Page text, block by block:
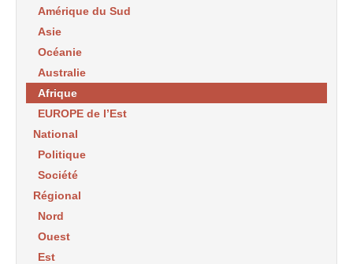
Amérique du Sud
Asie
Océanie
Australie
Afrique
EUROPE de l’Est
National
Politique
Société
Régional
Nord
Ouest
Est